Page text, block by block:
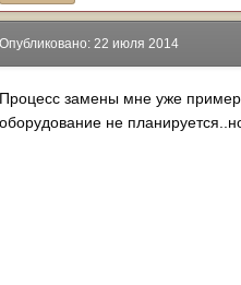
Опубликовано: 22 июля 2014
Процесс замены мне уже
оборудование не